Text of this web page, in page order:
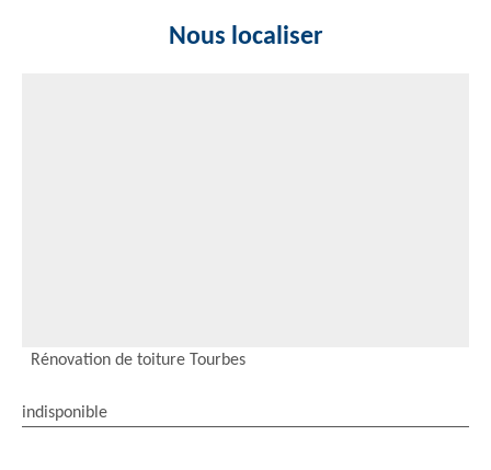
Nous localiser
Rénovation de toiture Tourbes
indisponible